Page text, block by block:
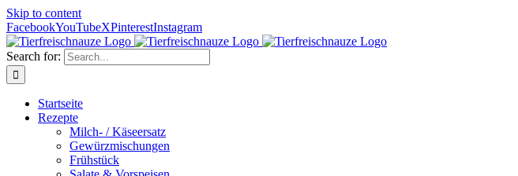
Skip to content
FacebookYouTubeXPinterestInstagram
Search for:
Startseite
Rezepte
Milch- / Käseersatz
Gewürzmischungen
Frühstück